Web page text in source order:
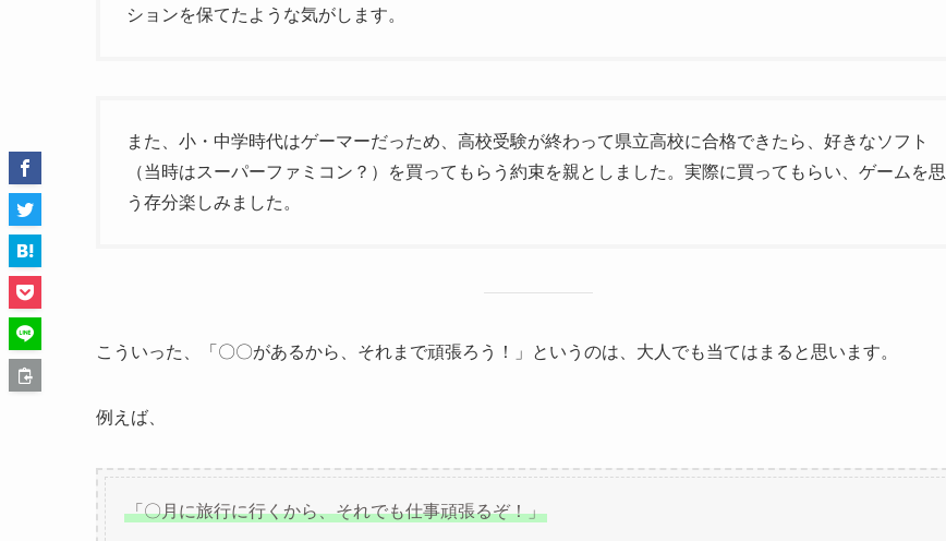
ションを保てたような気がします。
また、小・中学時代はゲーマーだっため、高校受験が終わって県立高校に合格できたら、好きなソフト
（当時はスーパーファミコン？）を買ってもらう約束を親としました。実際に買ってもらい、ゲームを思
う存分楽しみました。
こういった、「〇〇があるから、それまで頑張ろう！」というのは、大人でも当てはまると思います。
例えば、
「〇月に旅行に行くから、それでも仕事頑張るぞ！」